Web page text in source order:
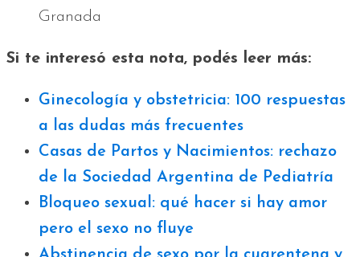
Granada
Si te interesó esta nota, podés leer más:
Ginecología y obstetricia: 100 respuestas
a las dudas más frecuentes
Casas de Partos y Nacimientos: rechazo
de la Sociedad Argentina de Pediatría
Bloqueo sexual: qué hacer si hay amor
pero el sexo no fluye